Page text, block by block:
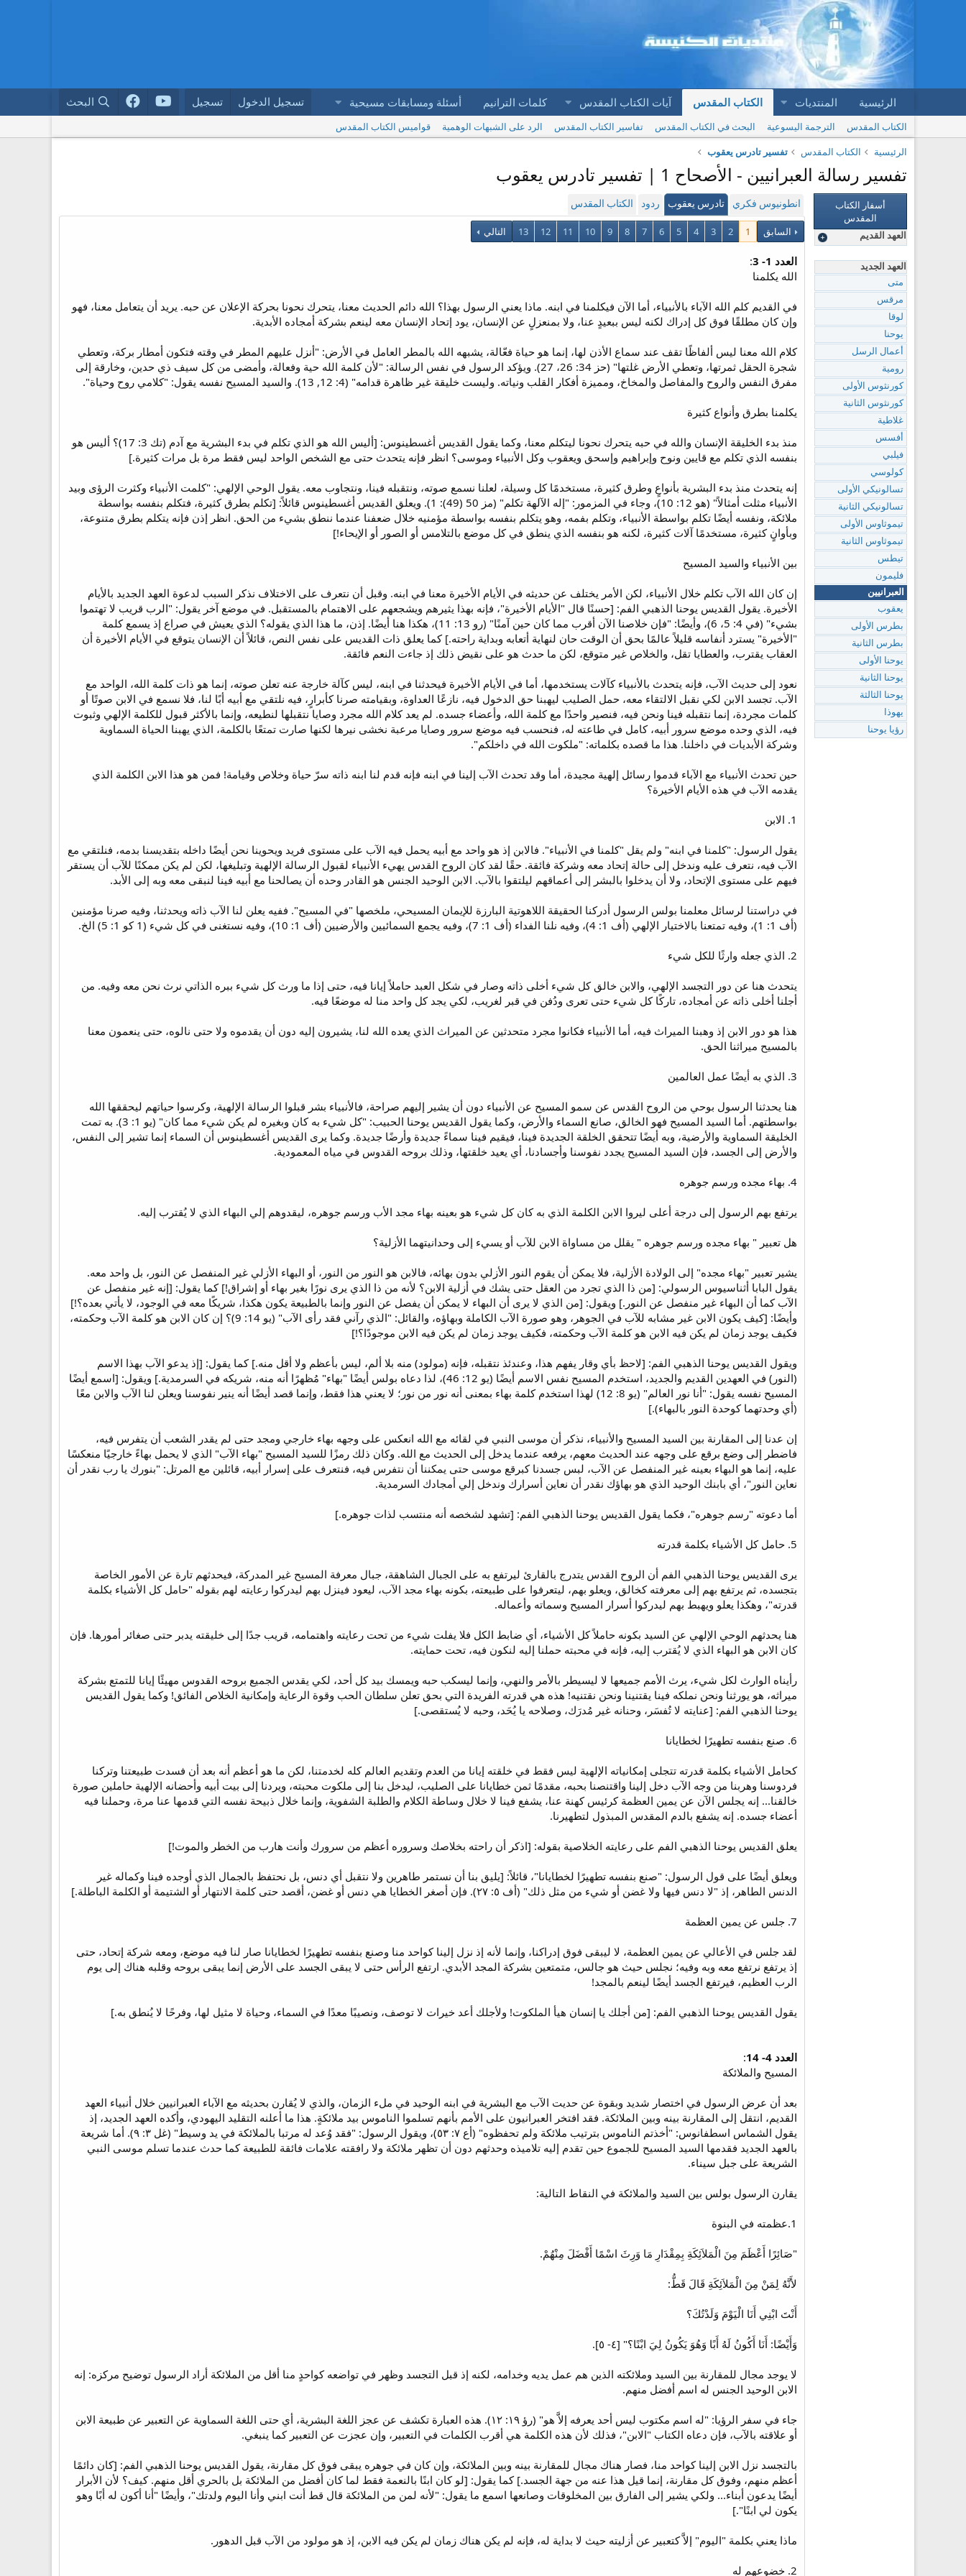
الرئيسية المنتديات الكتاب المقدس آيات الكتاب المقدس كلمات الترانيم أسئلة ومسابقات مسيحية تسجيل الدخول تسجيل البحث
الكتاب المقدس الترجمة اليسوعية البحث في الكتاب المقدس تفاسير الكتاب المقدس الرد على الشبهات الوهمية
قواميس الكتاب المقدس
الرئيسية
الكتاب المقدس تفسير تادرس يعقوب
تفسير رسالة العبرانيين - الأصحاح 1 | تفسير تادرس يعقوب
انطونيوس فكري تادرس يعقوب ردود الكتاب المقدس
السابق 1
2
3
4
5
6
7
8
9
10
11
12
13 التالي
العدد 1- 3
:
الله يكلمنا
في القديم كلم الله الآباء بالأنبياء، أما الآن فيكلمنا في ابنه. ماذا يعني الرسول بهذا؟ الله دائم الحديث معنا، يتحرك نحونا بحركة الإعلان عن حبه. يريد أن يتعامل معنا، فهو
وإن كان مطلقًا فوق كل إدراك لكنه ليس ببعيدٍ عنا، ولا بمنعزلٍ عن الإنسان، يود إتحاد الإنسان معه لينعم بشركة أمجاده الأبدية.
كلام الله معنا ليس ألفاظًا تقف عند سماع الأذن لها، إنما هو حياة فعّالة، يشبهه الله بالمطر العامل في الأرض: "أنزل عليهم المطر في وقته فتكون أمطار بركة، وتعطي
شجرة الحقل ثمرتها، وتعطي الأرض غلتها" (حز 34: 26، 27). ويؤكد الرسول في نفس الرسالة: "لأن كلمة الله حية وفعالة، وأمضى من كل سيف ذي حدين، وخارقة إلى
مفرق النفس والروح والمفاصل والمخاخ، ومميزة أفكار القلب ونياته. وليست خليقة غير ظاهرة قدامه" (4: 12, 13). والسيد المسيح نفسه يقول: "كلامي روح وحياة".
يكلمنا بطرق وأنواع كثيرة
منذ بدء الخليقة الإنسان والله في حبه يتحرك نحونا ليتكلم معنا، وكما يقول القديس أغسطينوس: [أليس الله هو الذي تكلم في بدء البشرية مع آدم (تك 3: 17)؟ أليس هو
بنفسه الذي تكلم مع قايين ونوح وإبراهيم وإسحق ويعقوب وكل الأنبياء وموسى؟ انظر فإنه يتحدث حتى مع الشخص الواحد ليس فقط مرة بل مرات كثيرة.]
إنه يتحدث منذ بدء البشرية بأنواعٍ وطرق كثيرة، مستخدمًا كل وسيلة، لعلنا نسمع صوته، ونتقبله فينا، ونتجاوب معه. يقول الوحي الإلهي: "كلمت الأنبياء وكثرت الرؤى وبيد
الأنبياء مثلت أمثالاً" (هو 12: 10)، وجاء في المزمور: "إله الآلهة تكلم" (مز 50 (49): 1). ويعلق القديس أغسطينوس قائلاً: [تكلم بطرق كثيرة، فتكلم بنفسه بواسطة
ملائكة، ونفسه أيضًا تكلم بواسطة الأنبياء، وتكلم بفمه، وهو يتكلم بنفسه بواسطة مؤمنيه خلال ضعفنا عندما ننطق بشيء من الحق. انظر إذن فإنه يتكلم بطرق متنوعة،
وبأوانٍ كثيرة، مستخدمًا آلات كثيرة، لكنه هو بنفسه الذي ينطق في كل موضع بالتلامس أو الصور أو الإيحاء!]
بين الأنبياء والسيد المسيح
إن كان الله الآب تكلم خلال الأنبياء، لكن الأمر يختلف عن حديثه في الأيام الأخيرة معنا في ابنه. وقبل أن نتعرف على الاختلاف نذكر السبب لدعوة العهد الجديد بالأيام
الأخيرة. يقول القديس يوحنا الذهبي الفم: [حسنًا قال "الأيام الأخيرة"، فإنه بهذا يثيرهم ويشجعهم على الاهتمام بالمستقبل. في موضع آخر يقول: "الرب قريب لا تهتموا
بشيء" (في 4: 5، 6)، وأيضًا: "فإن خلاصنا الآن أقرب مما كان حين آمنًا" (رو 13: 11)، هكذا هنا أيضًا. إذن، ما هذا الذي يقوله؟ الذي يعيش في صراع إذ يسمع كلمة
"الأخيرة" يسترد أنفاسه قليلاً عالمًا بحق أن الوقت حان لنهاية أتعابه وبداية راحته.] كما يعلق ذات القديس على نفس النص، قائلاً أن الإنسان يتوقع في الأيام الأخيرة أن
العقاب يقترب، والعطايا تقل، والخلاص غير متوقع، لكن ما حدث هو على نقيض ذلك إذ جاءت النعم فائقة.
نعود إلى حديث الآب، فإنه يتحدث بالأنبياء كآلات يستخدمها، أما في الأيام الأخيرة فيحدثنا في ابنه، ليس كآلة خارجة عنه تعلن صوته، إنما هو ذات كلمة الله، الواحد مع
الآب. تجسد الابن لكي نقبل الالتقاء معه، حمل الصليب ليهبنا حق الدخول فيه، نازعًا العداوة، وبقيامته صرنا كأبرارٍ، فيه نلتقي مع أبيه أبًا لنا، فلا نسمع في الابن صوتًا أو
كلمات مجردة، إنما نتقبله فينا ونحن فيه، فنصير واحدًا مع كلمة الله، وأعضاء جسده. لم يعد كلام الله مجرد وصايا نتقبلها لنطيعه، وإنما بالأكثر قبول للكلمة الإلهي وثبوت
فيه، الذي وحده موضع سرور أبيه، كامل في طاعته له، فنحسب فيه موضع سرور وصايا مرعبة نخشى نيرها لكنها صارت تمتعًا بالكلمة، الذي يهبنا الحياة السماوية
وشركة الأبديات في داخلنا. هذا ما قصده بكلماته: "ملكوت الله في داخلكم".
حين تحدث الأنبياء مع الآباء قدموا رسائل إلهية مجيدة، أما وقد تحدث الآب إلينا في ابنه فإنه قدم لنا ابنه ذاته سرّ حياة وخلاص وقيامة! فمن هو هذا الابن الكلمة الذي
يقدمه الآب في هذه الأيام الأخيرة؟
1. الابن
يقول الرسول: "كلمنا في ابنه" ولم يقل "كلمنا في الأنبياء". فالابن إذ هو واحد مع أبيه يحمل فيه الآب على مستوى فريد ويحوينا نحن أيضًا داخله بتقديسنا بدمه، فنلتقي مع
الآب فيه، نتعرف عليه وندخل إلى حالة إتحاد معه وشركة فائقة. حقًا لقد كان الروح القدس يهيء الأنبياء لقبول الرسالة الإلهية وتبليغها، لكن لم يكن ممكنًا للآب أن يستقر
فيهم على مستوى الإتحاد، ولا أن يدخلوا بالبشر إلى أعماقهم ليلتقوا بالآب. الابن الوحيد الجنس هو القادر وحده أن يصالحنا مع أبيه فينا لنبقى معه وبه إلى الأبد.
في دراستنا لرسائل معلمنا بولس الرسول أدركنا الحقيقة اللاهوتية البارزة للإيمان المسيحي، ملخصها "في المسيح". ففيه يعلن لنا الآب ذاته ويحدثنا، وفيه صرنا مؤمنين
(أف 1: 1)، وفيه تمتعنا بالاختيار الإلهي (أف 1: 4)، وفيه نلنا الفداء (أف 1: 7)، وفيه يجمع السمائيين والأرضيين (أف 1: 10)، وفيه نستغنى في كل شيء (1 كو 1: 5) الخ.
2. الذي جعله وارثًا للكل شيء
يتحدث هنا عن دور التجسد الإلهي، والابن خالق كل شيء أخلى ذاته وصار في شكل العبد حاملاً إيانا فيه، حتى إذا ما ورث كل شيء ببره الذاتي نرث نحن معه وفيه. من
أجلنا أخلى ذاته عن أمجاده، تاركًا كل شيء حتى تعرى ودُفن في قبر لغريب، لكي يجد كل واحد منا له موضعًا فيه.
هذا هو دور الابن إذ وهبنا الميراث فيه، أما الأنبياء فكانوا مجرد متحدثين عن الميراث الذي يعده الله لنا، يشيرون إليه دون أن يقدموه ولا حتى نالوه، حتى ينعمون معنا
بالمسيح ميراثنا الحق.
3. الذي به أيضًا عمل العالمين
هنا يحدثنا الرسول بوحي من الروح القدس عن سمو المسيح عن الأنبياء دون أن يشير إليهم صراحة، فالأنبياء بشر قبلوا الرسالة الإلهية، وكرسوا حياتهم ليحققها الله
بواسطتهم. أما السيد المسيح فهو الخالق، صانع السماء والأرض، وكما يقول القديس يوحنا الحبيب: "كل شيء به كان وبغيره لم يكن شيء مما كان" (يو 1: 3). به تمت
الخليقة السماوية والأرضية، وبه أيضًا تتحقق الخلقة الجديدة فينا، فيقيم فينا سماءً جديدة وأرضًا جديدة. وكما يرى القديس أغسطينوس أن السماء إنما تشير إلى النفس،
والأرض إلى الجسد، فإن السيد المسيح يجدد نفوسنا وأجسادنا، أي يعيد خلقتها، وذلك بروحه القدوس في مياه المعمودية.
4. بهاء مجده ورسم جوهره
يرتفع بهم الرسول إلى درجة أعلى ليروا الابن الكلمة الذي به كان كل شيء هو بعينه بهاء مجد الأب ورسم جوهره، ليقدوهم إلي البهاء الذي لا يُقترب إليه.
هل تعبير " بهاء مجده ورسم جوهره " يقلل من مساواة الابن للآب أو يسيء إلى وحدانيتهما الأزلية؟
يشير تعبير "بهاء مجده" إلى الولادة الأزلية، فلا يمكن أن يقوم النور الأزلي بدون بهائه، فالابن هو النور من النور، أو البهاء الأزلي غير المنفصل عن النور، بل واحد معه.
يقول البابا أثناسيوس الرسولي: [من ذا الذي تجرد من العقل حتى يشك في أزلية الابن؟ لأنه من ذا الذي يرى نورًا بغير بهاء أو إشراق!] كما يقول: [إنه غير منفصل عن
الآب كما أن البهاء غير منفصل عن النور.] ويقول: [من الذي لا يرى أن البهاء لا يمكن أن يفصل عن النور وإنما بالطبيعة يكون هكذا، شريكًا معه في الوجود، لا يأتي بعده؟!]
وأيضًا: [كيف يكون الابن غير مشابه للآب في الجوهر، وهو صورة الآب الكاملة وبهاؤه، والقائل: "الذي رآني فقد رأى الآب" (يو 14: 9)؟ إن كان الابن هو كلمة الآب وحكمته،
فكيف يوجد زمان لم يكن فيه الابن هو كلمة الآب وحكمته، فكيف يوجد زمان لم يكن فيه الابن موجودًا؟!]
ويقول القديس يوحنا الذهبي الفم: [لاحظ بأي وقار يفهم هذا، وعندئذ نتقبله، فإنه (مولود) منه بلا ألم، ليس بأعظم ولا أقل منه.] كما يقول: [إذ يدعو الآب بهذا الاسم
(النور) في العهدين القديم والجديد، استخدم المسيح نفس الاسم أيضًا (يو 12: 46)، لذا دعاه بولس أيضًا "بهاء" مُظهرًا أنه منه، شريكه في السرمدية.] ويقول: [اسمع أيضًا
المسيح نفسه يقول: "أنا نور العالم" (يو 8: 12) لهذا استخدم كلمة بهاء بمعنى أنه نور من نور؛ لا يعني هذا فقط، وإنما قصد أيضًا أنه ينير نفوسنا ويعلن لنا الآب والابن معًا
(أي وحدتهما كوحدة النور بالبهاء).]
إن عدنا إلى المقارنة بين السيد المسيح والأنبياء، نذكر أن موسى النبي في لقائه مع الله انعكس على وجهه بهاء خارجي ومجد حتى لم يقدر الشعب أن يتفرس فيه،
فاضطر إلى وضع برقع على وجهه عند الحديث معهم، يرفعه عندما يدخل إلى الحديث مع الله. وكان ذلك رمزًا للسيد المسيح "بهاء الآب" الذي لا يحمل بهاءً خارجيًا منعكسًا
عليه، إنما هو البهاء بعينه غير المنفصل عن الآب، لبس جسدنا كبرقع موسى حتى يمكننا أن نتفرس فيه، فنتعرف على إسرار أبيه، قائلين مع المرتل: "بنورك يا رب نقدر أن
نعاين النور"، أي بابنك الوحيد الذي هو بهاؤك نقدر أن نعاين أسرارك وندخل إلي أمجادك السرمدية.
أما دعوته "رسم جوهره"، فكما يقول القديس يوحنا الذهبي الفم: [تشهد لشخصه أنه منتسب لذات جوهره.]
5. حامل كل الأشياء بكلمة قدرته
يرى القديس يوحنا الذهبي الفم أن الروح القدس يتدرج بالقارئ ليرتفع به على الجبال الشاهقة، جبال معرفة المسيح غير المدركة، فيحدثهم تارة عن الأمور الخاصة
بتجسده، ثم يرتفع بهم إلى معرفته كخالق، ويعلو بهم، ليتعرفوا على طبيعته، بكونه بهاء مجد الآب، ليعود فينزل بهم ليدركوا رعايته لهم بقوله "حامل كل الأشياء بكلمة
قدرته"، وهكذا يعلو ويهبط بهم ليدركوا أسرار المسيح وسماته وأعماله.
هنا يحدثهم الوحي الإلهي عن السيد بكونه حاملاً كل الأشياء، أي ضابط الكل فلا يفلت شيء من تحت رعايته واهتمامه، قريب جدًا إلى خليقته يدبر حتى صغائر أمورها. فإن
كان الابن هو البهاء الذي لا يُقترب إليه، فإنه في محبته حملنا إليه لنكون فيه، تحت حمايته.
رأيناه الوارث لكل شيء، يرث الأمم جميعها لا ليسيطر بالأمر والنهي، وإنما ليسكب حبه ويمسك بيد كل أحد، لكي يقدس الجميع بروحه القدوس مهيئًا إيانا للتمتع بشركة
ميراثه، هو يورثنا ونحن نملكه فينا يقتنينا ونحن نقتنيه! هذه هي قدرته الفريدة التي بحق تعلن سلطان الحب وقوة الرعاية وإمكانية الخلاص الفائق! وكما يقول القديس
يوحنا الذهبي الفم: [عنايته لا تُفسَر، وحنانه غير مُدرَك، وصلاحه يا يُحَد، وحبه لا يُستقصى.]
6. صنع بنفسه تطهيرًا لخطايانا
كحامل الأشياء بكلمة قدرته تتجلى إمكانياته الإلهية ليس فقط في خلقته إيانا من العدم وتقديم العالم كله لخدمتنا، لكن ما هو أعظم أنه بعد أن فسدت طبيعتنا وتركنا
فردوسنا وهربنا من وجه الآب دخل إلينا واقتنصنا بحبه، مقدمًا ثمن خطايانا على الصليب، ليدخل بنا إلى ملكوت محبته، ويردنا إلى بيت أبيه وأحضانه الإلهية حاملين صورة
خالقنا... إنه يجلس الآن عن يمين العظمة كرئيس كهنة عنا، يشفع فينا لا خلال وساطة الكلام والطلبة الشفوية، وإنما خلال ذبيحة نفسه التي قدمها عنا مرة، وحملنا فيه
أعضاء جسده. إنه يشفع بالدم المقدس المبذول لتطهيرنا.
يعلق القديس يوحنا الذهبي الفم على رعايته الخلاصية بقوله: [اذكر أن راحته بخلاصك وسروره أعظم من سرورك وأنت هارب من الخطر والموت!]
ويعلق أيضًا على قول الرسول: "صنع بنفسه تطهيرًا لخطايانا"، قائلاً: [يليق بنا أن نستمر طاهرين ولا نتقبل أي دنس، بل نحتفظ بالجمال الذي أوجده فينا وكماله غير
الدنس الطاهر، إذ "لا دنس فيها ولا غضن أو شيء من مثل ذلك" (أف ٥: ٢٧). فإن أصغر الخطايا هي دنس أو غضن، أقصد حتى كلمة الانتهار أو الشتيمة أو الكلمة الباطلة.]
7. جلس عن يمين العظمة
لقد جلس في الأعالي عن يمين العظمة، لا ليبقى فوق إدراكنا، وإنما لأنه إذ نزل إلينا كواحد منا وصنع بنفسه تطهيرًا لخطايانا صار لنا فيه موضع، ومعه شركة إتحاد، حتى
إذ يرتفع نرتفع معه وبه وفيه؛ نجلس حيث هو جالس، متمتعين بشركة المجد الأبدي. ارتفع الرأس حتى لا يبقى الجسد على الأرض إنما يبقى بروحه وقلبه هناك إلى يوم
الرب العظيم، فيرتفع الجسد أيضًا لينعم بالمجد!
يقول القديس يوحنا الذهبي الفم: [من أجلك يا إنسان هيأ الملكوت! ولأجلك أعد خيرات لا توصف، ونصيبًا معدًا في السماء، وحياة لا مثيل لها، وفرحًا لا يُنطق به.]
العدد 4- 14
:
المسيح والملائكة
بعد أن عرض الرسول في اختصار شديد وبقوة عن حديت الآب مع البشرية في ابنه الوحيد في ملء الزمان، والذي لا يُقارن بحديثه مع الآباء العبرانيين خلال أنبياء العهد
القديم، انتقل إلى المقارنة بينه وبين الملائكة. فقد افتخر العبرانيون على الأمم بأنهم تسلموا الناموس بيد ملائكةٍ. هذا ما أعلنه التقليد اليهودي، وأكده العهد الجديد، إذ
يقول الشماس اسطفانوس: "أخذتم الناموس بترتيب ملائكة ولم تحفظوه" (أع ٧: ٥٣)، ويقول الرسول: "فقد وُعد له مرتبا بالملائكة في يد وسيط" (غل ٣: ٩). أما شريعة
بالعهد الجديد فقدمها السيد المسيح للجموع حين تقدم إليه تلاميذه وحدثهم دون أن تظهر ملائكة ولا رافقته علامات فائقة للطبيعة كما حدث عندما تسلم موسى النبي
الشريعة على جبل سيناء.
يقارن الرسول بولس بين السيد والملائكة في النقاط التالية:
1.عظمته في البنوة
"صَائِرًا أَعْظَمَ مِنَ الْمَلاَئِكَةِ بِمِقْدَارِ مَا وَرِثَ اسْمًا أَفْضَلَ مِنْهُمْ.
لأَنَّهُ لِمَنْ مِنَ الْمَلاَئِكَةِ قَالَ قَطُّ:
أَنْتَ ابْنِي أَنَا الْيَوْمَ وَلَدْتُكَ؟
وَأَيْضًا: أَنَا أَكُونُ لَهُ أَبًا وَهُوَ يَكُونُ لِيَ ابْنًا؟" [٤- ٥].
لا يوجد مجال للمقارنة بين السيد وملائكته الذين هم عمل يديه وخدامه، لكنه إذ قبل التجسد وظهر في تواضعه كواحدٍ منا أقل من الملائكة أراد الرسول توضيح مركزه: إنه
الابن الوحيد الجنس له اسم أفضل منهم.
جاء في سفر الرؤيا: "له اسم مكتوب ليس أحد يعرفه إلاَّ هو" (رؤ ١٩: ١٢). هذه العبارة تكشف عن عجز اللغة البشرية، أي حتى اللغة السماوية عن التعبير عن طبيعة الابن
أو علاقته بالآب، فإن دعاه الكتاب "الابن"، فذلك لأن هذه الكلمة هي أقرب الكلمات في التعبير، وإن عجزت عن التعبير كما ينبغي.
بالتجسد نزل الابن إلينا كواحد منا، فصار هناك مجال للمقارنة بينه وبين الملائكة، وإن كان في جوهره يبقى فوق كل مقارنة، يقول القديس يوحنا الذهبي الفم: [كان دائمًا
أعظم منهم، وفوق كل مقارنة، إنما قيل هذا عنه من جهة الجسد.] كما يقول: [لو كان ابنًا بالنعمة فقط لما كان أفضل من الملائكة بل بالحري أقل منهم. كيف؟ لأن الأبرار
أيضًا يدعون أبناء... ولكي يشير إلى الفارق بين المخلوقات وصانعها اسمع ما يقول: "لأنه لمن من الملائكة قال قط أنت ابني وأنا اليوم ولدتك"، وأيضًا "أنا أكون له أبًا وهو
يكون لي ابنًا".]
ماذا يعني بكلمة "اليوم" إلاَّ كتعبير عن أزليته حيث لا بداية له، فإنه لم يكن هناك زمان لم يكن فيه الابن، إذ هو مولود من الآب قبل الدهور.
2. خضوعهم له
أسفار الكتاب
المقدس
العهد القديم
العهد الجديد
متى
مرقس
لوقا
يوحنا
أعمال الرسل
رومية
كورنثوس الأولى
كورنثوس الثانية
غلاطية
أفسس
فيلبي
كولوسي
تسالونيكي الأولى
تسالونيكي الثانية
تيموثاوس الأولى
تيموثاوس الثانية
تيطس
فليمون
العبرانيين
يعقوب
بطرس الأولى
بطرس الثانية
يوحنا الأولى
يوحنا الثانية
يوحنا الثالثة
يهوذا
رؤيا يوحنا